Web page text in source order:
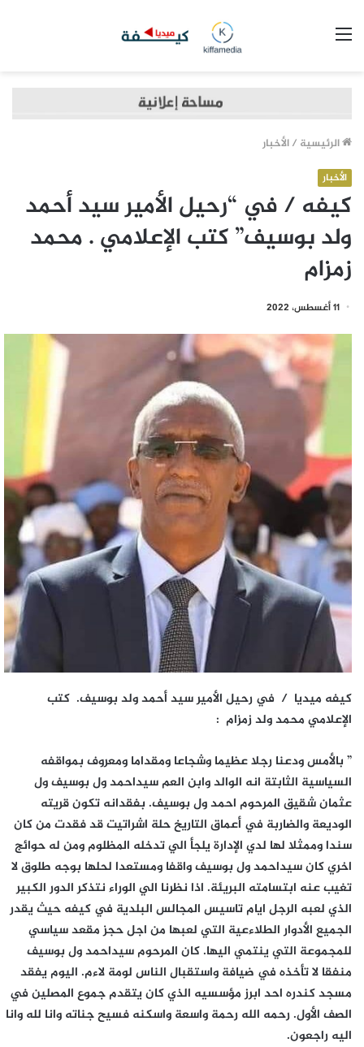
الرئيسية /الأخبار
الأخبار
كيفه / في “رحيل الأمير سيد أحمد
ولد بوسيف” كتب الإعلامي . محمد
زمزام
11 أغسطس، 2022
كيفه ميديا / في رحيل الأمير سيد أحمد ولد بوسيف. كتب
الإعلامي محمد ولد زمزام :
” بالأمس ودعنا رجلا عظيما وشجاعا ومقداما ومعروف بمواقفه
السياسية الثابتة انه الوالد وابن العم سيداحمد ول بوسيف ول
عثمان شقيق المرحوم احمد ول بوسيف. بفقدانه تكون قريته
الوديعة والضاربة في أعماق التاريخ حلة اشراتيت قد فقدت من كان
سندا وممثلا لها لدي الإدارة يلجأ الي تدخله المظلوم ومن له حوائج
اخري كان سيداحمد ول بوسيف واقفا ومستعدا لحلها بوجه طلوق لا
تغيب عنه ابتسامته البريئة. اذا نظرنا الي الوراء نتذكر الدور الكبير
الذي لعبه الرجل ايام تاسيس المجالس البلدية في كيفه حيث يقدر
الجميع الأدوار الطلاءعية التي لعبها من اجل حجز مقعد سياسي
للمجموعة التي ينتمي اليها. كان المرحوم سيداحمد ول بوسيف
منفقا لا تأخذه في ضيافة واستقبال الناس لومة لاءم. اليوم يفقد
مسجد كندره احد ابرز مؤسسيه الذي كان يتقدم جموع المصلين في
الصف الأول. رحمه الله رحمة واسعة واسكنه فسيح جناته وانا لله وانا
اليه راجعون.